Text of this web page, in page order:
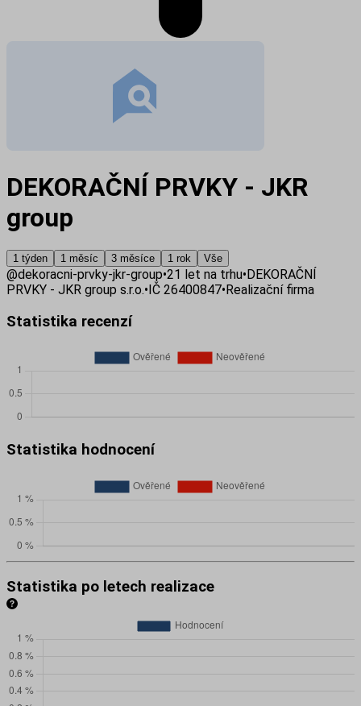
DEKORAČNÍ PRVKY - JKR
group
1 týden 1 měsíc 3 měsíce 1 rok Vše
@dekoracni-prvky-jkr-group•21 let na trhu•DEKORAČNÍ
PRVKY - JKR group s.r.o.•IČ 26400847•Realizační firma
Statistika recenzí
Statistika hodnocení
Statistika po letech realizace